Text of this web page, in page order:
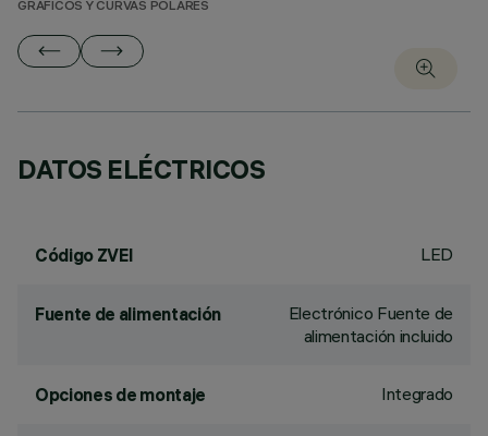
GRÁFICOS Y CURVAS POLARES
DATOS ELÉCTRICOS
Código ZVEI LED
Fuente de alimentación
Electrónico Fuente de
alimentación incluido
Opciones de montaje Integrado